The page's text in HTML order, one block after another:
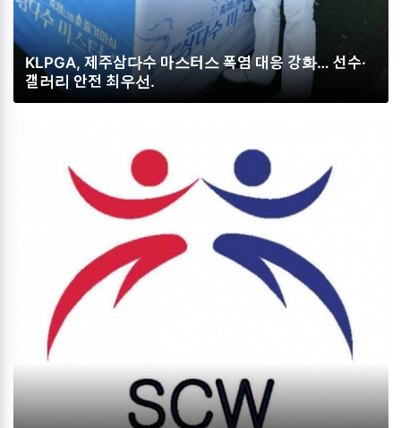
KLPGA, 제주삼다수 마스터스 폭염 대응 강화… 선수·
갤러리 안전 최우선.